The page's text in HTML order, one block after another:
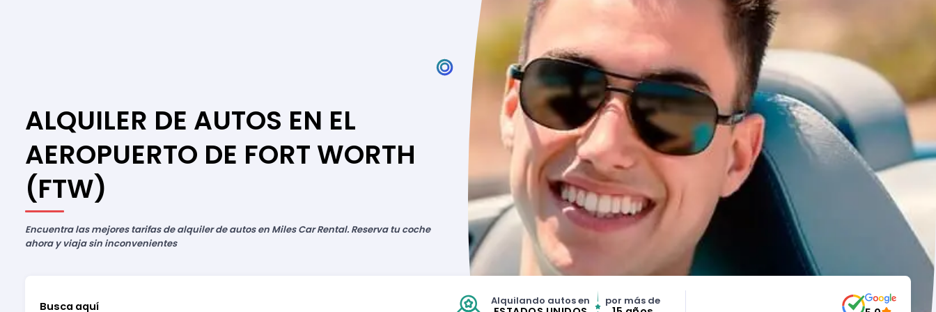
ALQUILER DE AUTOS EN EL
AEROPUERTO DE FORT WORTH
(FTW)
Encuentra las mejores tarifas de alquiler de autos en Miles Car Rental. Reserva tu coche
ahora y viaja sin inconvenientes
Busca aquí Alquilando autos en por más de